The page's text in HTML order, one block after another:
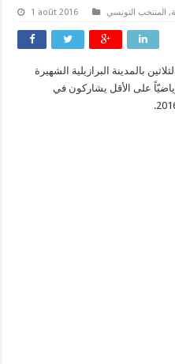
1 août 2016 , المنتخب التونسي
بالمدينة البرازيلية الشهيرة
دي جانييرو » ، 206 بلداً و 10500 رياضيّاً على الأقل يشاركون في